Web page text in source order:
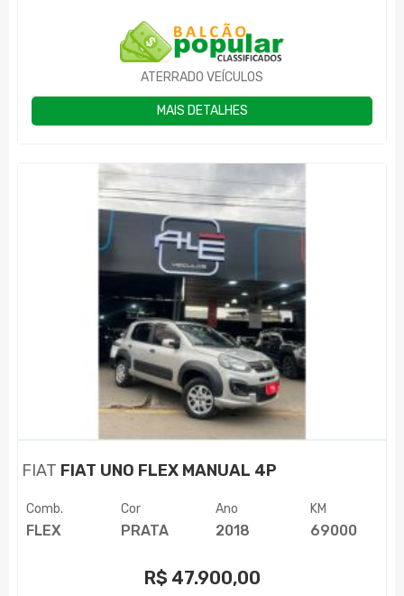
ATERRADO VEÍCULOS
MAIS DETALHES
FIAT FIAT UNO FLEX MANUAL 4P
Comb.
FLEX
Cor
PRATA
Ano
2018
KM
69000
R$ 47.900,00